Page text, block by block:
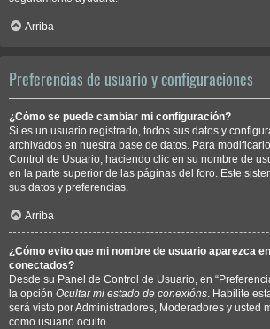
Arriba
Preferencias de usuario y configuraciones
¿Cómo se puede cambiar mi configuración?
Si es un usuario registrado, todos sus datos y
archivados en nuestra base de datos. Para
Control de Usuario; haciendo clic en su nombre de
en la parte superior de las páginas del foro. Este
sus datos y preferencias.
Arriba
¿Cómo evito que mi nombre de usuario aparezca
conectados?
Desde su Panel de Control de Usuario, en
la opción Ocultar mi estado de conexións . Habilite
será visto por Administradores, Moderadores y usted
como usuario oculto.